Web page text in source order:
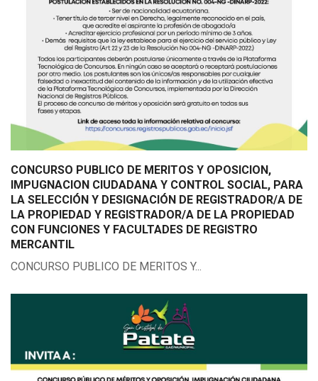
CONCURSO PUBLICO DE MERITOS Y OPOSICION,
IMPUGNACION CIUDADANA Y CONTROL SOCIAL, PARA
LA SELECCIÓN Y DESIGNACIÓN DE REGISTRADOR/A DE
LA PROPIEDAD Y REGISTRADOR/A DE LA PROPIEDAD
CON FUNCIONES Y FACULTADES DE REGISTRO
MERCANTIL
CONCURSO PUBLICO DE MERITOS Y...